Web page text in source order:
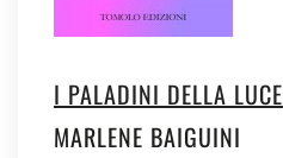
I PALADINI DELLA LUCE
MARLENE BAIGUINI